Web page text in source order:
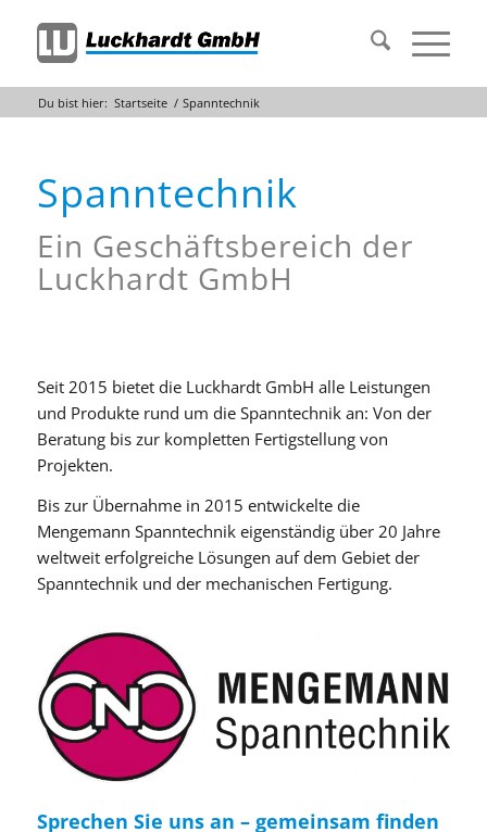
Du bist hier: Startseite / Spanntechnik
Spanntechnik
Ein Geschäftsbereich der
Luckhardt GmbH
Seit 2015 bietet die Luckhardt GmbH alle Leistungen
und Produkte rund um die Spanntechnik an: Von der
Beratung bis zur kompletten Fertigstellung von
Projekten.
Bis zur Übernahme in 2015 entwickelte die
Mengemann Spanntechnik eigenständig über 20 Jahre
weltweit erfolgreiche Lösungen auf dem Gebiet der
Spanntechnik und der mechanischen Fertigung.
Sprechen Sie uns an – gemeinsam finden